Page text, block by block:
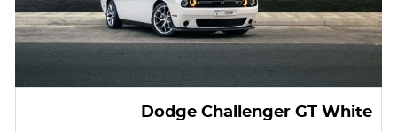
Dodge Challenger GT White